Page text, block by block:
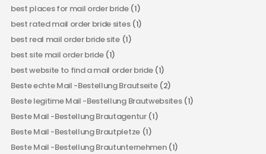
best places for mail order bride(1)
best rated mail order bride sites(1)
best real mail order bride site(1)
best site mail order bride(1)
best website to find a mail order bride(1)
Beste echte Mail -Bestellung Brautseite(2)
Beste legitime Mail -Bestellung Brautwebsites(1)
Beste Mail -Bestellung Brautagentur(1)
Beste Mail -Bestellung Brautpletze(1)
Beste Mail -Bestellung Brautunternehmen(1)